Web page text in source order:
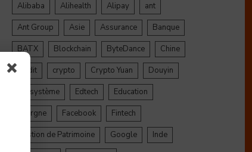
Alibaba Alihealth Alipay
ant
Ant Group
Asie Assurance
Banque
BATX
Blockchain ByteDance
Chine
credit
crypto Crypto Yuan
Douyin
Ecosystème
Edtech
Education
Epargne
Facebook
Fintech
Gestion de Patrimoine
Google
Inde